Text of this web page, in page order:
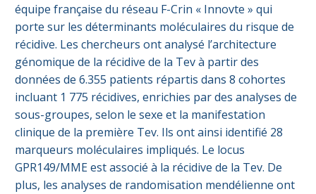
équipe française du réseau F-Crin « Innovte » qui
porte sur les déterminants moléculaires du risque de
récidive. Les chercheurs ont analysé l’architecture
génomique de la récidive de la Tev à partir des
données de 6.355 patients répartis dans 8 cohortes
incluant 1 775 récidives, enrichies par des analyses de
sous-groupes, selon le sexe et la manifestation
clinique de la première Tev. Ils ont ainsi identifié 28
marqueurs moléculaires impliqués. Le locus
GPR149/MME est associé à la récidive de la Tev. De
plus, les analyses de randomisation mendélienne ont